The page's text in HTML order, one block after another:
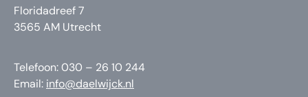
Floridadreef 7
3565 AM Utrecht
Telefoon: 030 – 26 10 244
Email: info@daelwijck.nl